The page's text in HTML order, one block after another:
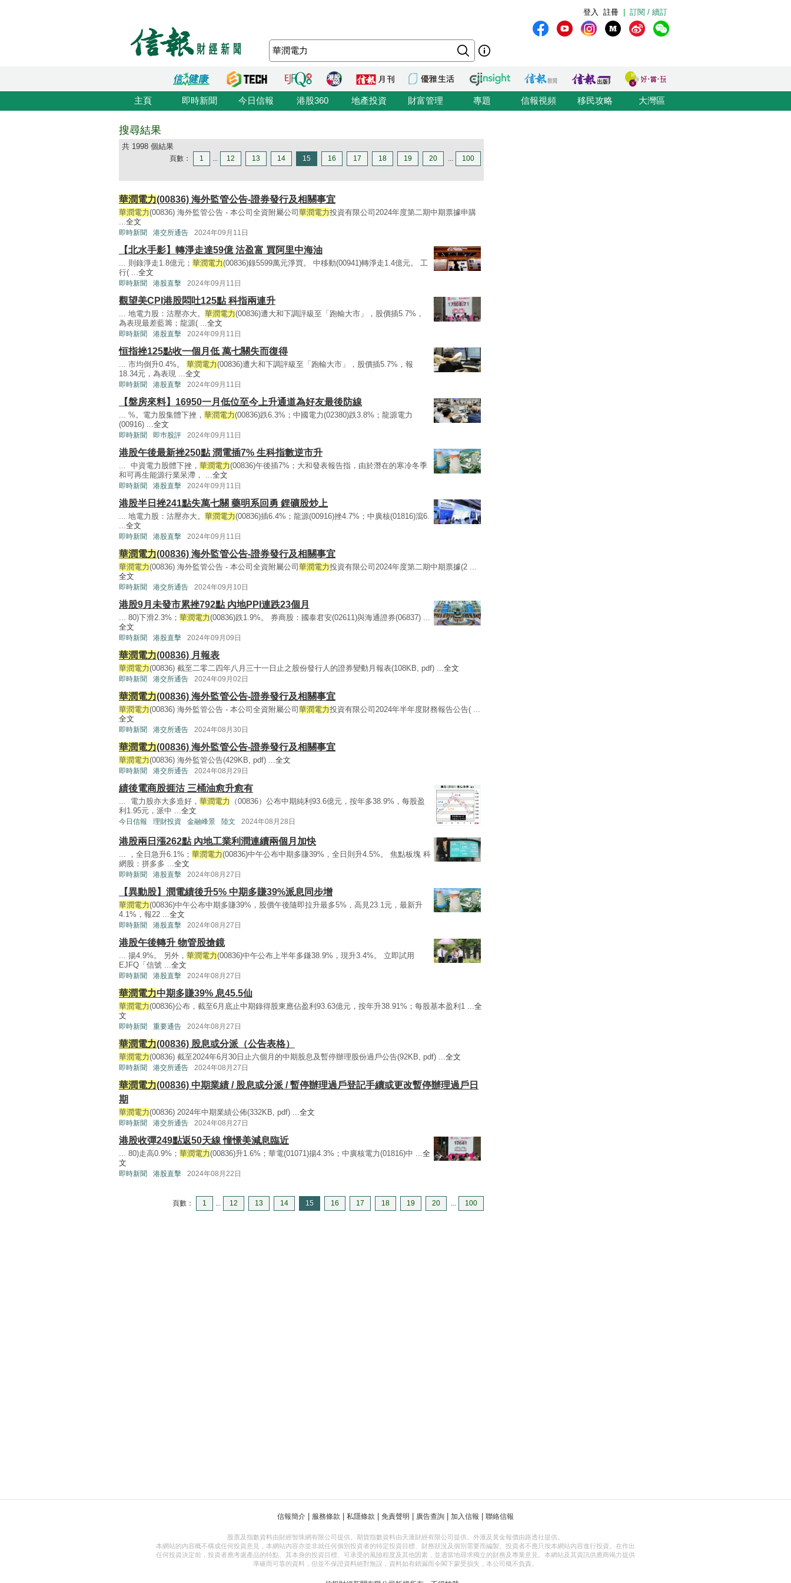
訂閱 / 續訂
註冊
登入
主頁 即時新聞 今日信報 港股360 地產投資 財富管理 專題 信報視頻 移民攻略 大灣區
搜尋結果
共 1998 個結果
頁數： 1 ... 12 13 14 15 16 17 18 19 20 ... 100
華潤電力(00836) 海外監管公告-證券發行及相關事宜
華潤電力(00836) 海外監管公告 - 本公司全資附屬公司 華潤電力投資有限公司2024年度第二期中期票據申購
...全文
即時新聞 港交所通告 2024年09月11日
【北水手影】轉淨走達59億 沽盈富 買阿里中海油
... 則錄淨走1.8億元； 華潤電力(00836)錄5599萬元淨買。 中移動(00941)轉淨走1.4億元。 工
行( ...全文
即時新聞 港股直擊 2024年09月11日
觀望美CPI港股悶吐125點 科指兩連升
... 地電力股：沽壓亦大。 華潤電力(00836)遭大和下調評級至「跑輸大市」，股價插5.7%，
為表現最差藍籌；龍源( ...全文
即時新聞 港股直擊 2024年09月11日
恒指挫125點收一個月低 萬七關失而復得
... 市均倒升0.4%。 華潤電力(00836)遭大和下調評級至「跑輸大市」，股價插5.7%，報
18.34元，為表現 ...全文
即時新聞 港股直擊 2024年09月11日
【盤房來料】16950一月低位至今上升通道為好友最後防線
... %。電力股集體下挫， 華潤電力(00836)跌6.3%；中國電力(02380)跌3.8%；龍源電力
(00916) ...全文
即時新聞 即巿股評 2024年09月11日
港股午後最新挫250點 潤電插7% 生科指數逆市升
... 中資電力股體下挫， 華潤電力(00836)午後插7%；大和發表報告指，由於潛在的寒冷冬季
和可再生能源行業呆滯， ...全文
即時新聞 港股直擊 2024年09月11日
港股半日挫241點失萬七關 藥明系回勇 鋰礦股炒上
... 地電力股：沽壓亦大。 華潤電力(00836)插6.4%；龍源(00916)挫4.7%；中廣核(01816)瀉6.
...全文
即時新聞 港股直擊 2024年09月11日
華潤電力(00836) 海外監管公告-證券發行及相關事宜
華潤電力(00836) 海外監管公告 - 本公司全資附屬公司 華潤電力投資有限公司2024年度第二期中期票據(2 ...
全文
即時新聞 港交所通告 2024年09月10日
港股9月未發市累挫792點 內地PPI連跌23個月
... 80)下滑2.3%； 華潤電力(00836)跌1.9%。 券商股：國泰君安(02611)與海通證券(06837) ...
全文
即時新聞 港股直擊 2024年09月09日
華潤電力(00836) 月報表
華潤電力(00836) 截至二零二四年八月三十一日止之股份發行人的證券變動月報表(108KB, pdf) ...全文
即時新聞 港交所通告 2024年09月02日
華潤電力(00836) 海外監管公告-證券發行及相關事宜
華潤電力(00836) 海外監管公告 - 本公司全資附屬公司 華潤電力投資有限公司2024年半年度財務報告公告( ...
全文
即時新聞 港交所通告 2024年08月30日
華潤電力(00836) 海外監管公告-證券發行及相關事宜
華潤電力(00836) 海外監管公告(429KB, pdf) ...全文
即時新聞 港交所通告 2024年08月29日
績後電商股捱沽 三桶油愈升愈有
... 電力股亦大多造好， 華潤電力
（00836）公布中期純利93.6億元，按年多38.9%，每股盈
利1.95元，派中 ...全文
今日信報 理財投資 金融峰景 陸文 2024年08月28日
港股兩日漲262點 內地工業利潤連續兩個月加快
... ，全日急升6.1%； 華潤電力(00836)中午公布中期多賺39%，全日則升4.5%。 焦點板塊 科
網股：拼多多 ... 全文
即時新聞 港股直擊 2024年08月27日
【異動股】潤電績後升5% 中期多賺39%派息同步增
華潤電力(00836)中午公布中期多賺39%，股價午後隨即拉升最多5%，高見23.1元，最新升
4.1%，報22 ... 全文
即時新聞 港股直擊 2024年08月27日
港股午後轉升 物管股搶鏡
... 揚4.9%。 另外， 華潤電力(00836)中午公布上半年多鎌38.9%，現升3.4%。 立即試用
EJFQ「信號 ... 全文
即時新聞 港股直擊 2024年08月27日
華潤電力中期多賺39% 息45.5仙
華潤電力(00836)公布，截至6月底止中期錄得股東應佔盈利93.63億元，按年升38.91%；每股基本盈利1 ... 全
文
即時新聞 重要通告 2024年08月27日
華潤電力(00836) 股息或分派（公告表格）
華潤電力(00836) 截至2024年6月30日止六個月的中期股息及暫停辦理股份過戶公告(92KB, pdf) ... 全文
即時新聞 港交所通告 2024年08月27日
華潤電力(00836) 中期業績 / 股息或分派 / 暫停辦理過戶登記手續或更改暫停辦理過戶日
期
華潤電力(00836) 2024年中期業績公佈(332KB, pdf) ... 全文
即時新聞 港交所通告 2024年08月27日
港股收彈249點返50天線 憧憬美減息臨近
... 80)走高0.9%； 華潤電力(00836)升1.6%；華電(01071)揚4.3%；中廣核電力(01816)中 ... 全
文
即時新聞 港股直擊 2024年08月22日
頁數： 1 ... 12 13 14 15 16 17 18 19 20 ... 100
信報簡介 服務條款 私隱條款 免責聲明 廣告查詢 加入信報 聯絡信報
股票及指數資料由財經智珠網有限公司提供。期貨指數資料由天滙財經有限公司提供。外滙及黃金報價由路透社提供。
本網站的內容概不構成任何投資意見，本網站內容亦並非就任何個別投資者的特定投資目標、財務狀況及個別需要而編製。投資者不應只按本網站內容進行投資。在作出
任何投資決定前，投資者應考慮產品的特點、其本身的投資目標、可承受的風險程度及其他因素，並適當地尋求獨立的財務及專業意見。本網站及其資訊供應商竭力提供
準確而可靠的資料，但並不保證資料絕對無誤，資料如有錯漏而令閣下蒙受損失，本公司概不負責。